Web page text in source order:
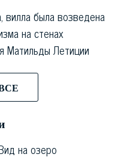
вилла была возведена
на стенах
Матильды Летиции
князя Владимира
было
прошлого века, а
свой
на озеро